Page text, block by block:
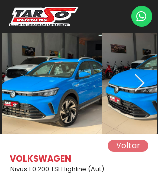
Voltar
VOLKSWAGEN
Nivus 1.0 200 TSI Highline (Aut)